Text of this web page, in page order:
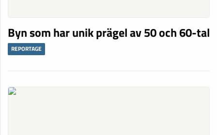
Byn som har unik prägel av 50 och 60-tal
REPORTAGE